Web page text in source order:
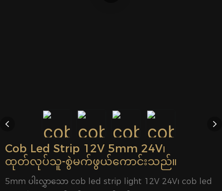
Cob Led Strip 12V 5mm 24V၊
ထုတ်လုပ်သူ-စွဲမက်ဖွယ်ကောင်းသည်။
5mm ပါးလွှာသော cob led strip light 12V 24V၊ cob led